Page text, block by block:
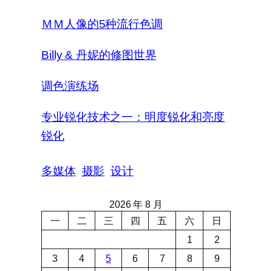
ＭＭ人像的5种流行色调
Billy & 丹妮的修图世界
调色演练场
专业锐化技术之一：明度锐化和亮度
锐化
多媒体 摄影 设计
2026 年 8 月
一
二 三 四 五 六
日
1
2
3
4 5 6 7 8
9